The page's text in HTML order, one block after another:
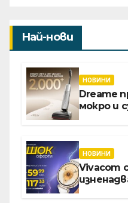
Най-нови
НОВИНИ
Dreame
мокро и
НОВИНИ
Vivacom